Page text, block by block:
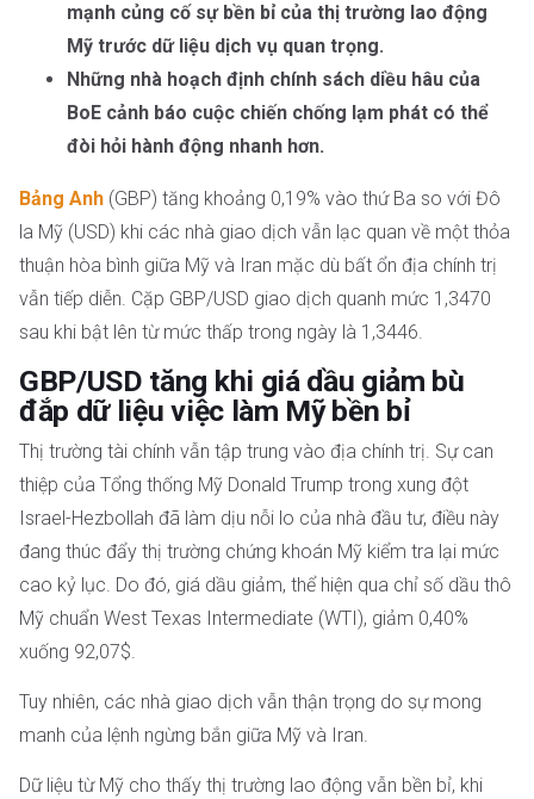
mạnh củng cố sự bền bỉ của thị trường lao động
Mỹ trước dữ liệu dịch vụ quan trọng.
Những nhà hoạch định chính sách diều hâu của
BoE cảnh báo cuộc chiến chống lạm phát có thể
đòi hỏi hành động nhanh hơn.
Bảng Anh (GBP) tăng khoảng 0,19% vào thứ Ba so với Đô
la Mỹ (USD) khi các nhà giao dịch vẫn lạc quan về một thỏa
thuận hòa bình giữa Mỹ và Iran mặc dù bất ổn địa chính trị
vẫn tiếp diễn. Cặp GBP/USD giao dịch quanh mức 1,3470
sau khi bật lên từ mức thấp trong ngày là 1,3446.
GBP/USD tăng khi giá dầu giảm bù
đắp dữ liệu việc làm Mỹ bền bỉ
Thị trường tài chính vẫn tập trung vào địa chính trị. Sự can
thiệp của Tổng thống Mỹ Donald Trump trong xung đột
Israel-Hezbollah đã làm dịu nỗi lo của nhà đầu tư, điều này
đang thúc đẩy thị trường chứng khoán Mỹ kiểm tra lại mức
cao kỷ lục. Do đó, giá dầu giảm, thể hiện qua chỉ số dầu thô
Mỹ chuẩn West Texas Intermediate (WTI), giảm 0,40%
xuống 92,07$.
Tuy nhiên, các nhà giao dịch vẫn thận trọng do sự mong
manh của lệnh ngừng bắn giữa Mỹ và Iran.
Dữ liệu từ Mỹ cho thấy thị trường lao động vẫn bền bỉ, khi